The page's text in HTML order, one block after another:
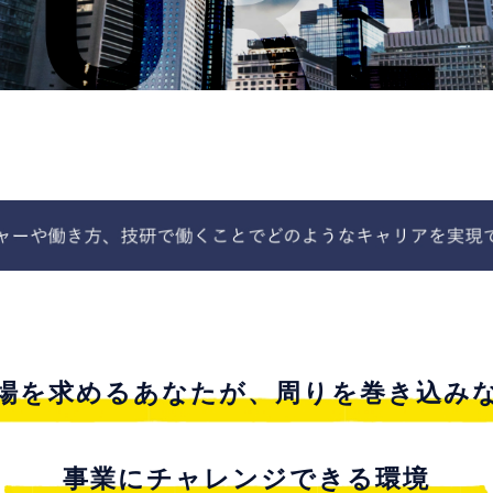
を求めるあなたが、周りを巻き込み
事業にチャレンジできる環境